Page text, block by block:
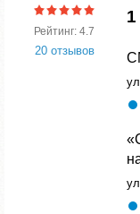
Рейтинг: 4.7
20 отзывов